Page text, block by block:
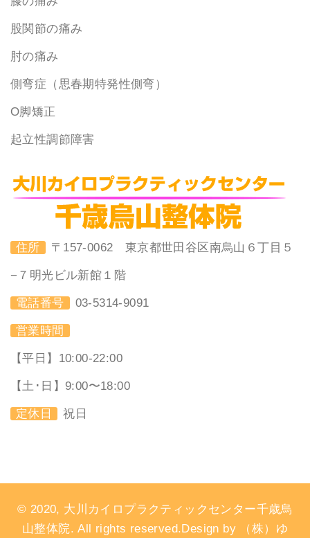
股関節の痛み
肘の痛み
側弯症（思春期特発性側弯）
O脚矯正
起立性調節障害
住所 〒157-0062 東京都世田谷区南烏山６丁目５
−７明光ビル新館１階
電話番号 03-5314-9091
営業時間
【平日】10:00-22:00
【土･日】9:00〜18:00
定休日 祝日
© 2020, 大川カイロプラクティックセンター千歳烏
山整体院. All rights reserved.Design by （株）ゆ